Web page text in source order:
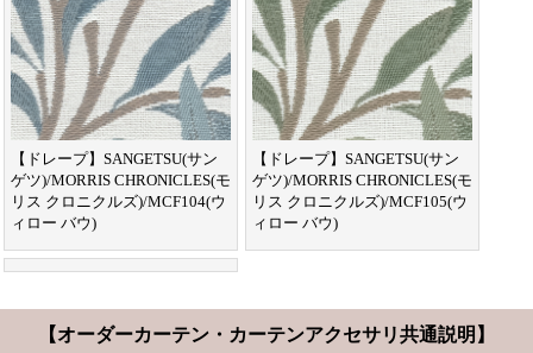
【ドレープ】SANGETSU(サン
ゲツ)/MORRIS CHRONICLES(モ
リス クロニクルズ)/MCF104(ウ
ィロー バウ)
【ドレープ】SANGETSU(サン
ゲツ)/MORRIS CHRONICLES(モ
リス クロニクルズ)/MCF105(ウ
ィロー バウ)
【オーダーカーテン・カーテンアクセサリ共通説明】